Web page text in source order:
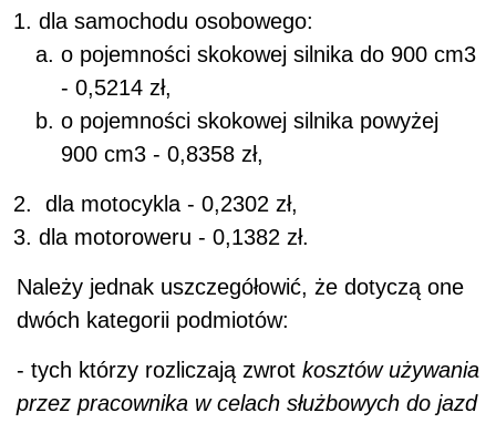
dla samochodu osobowego:
o pojemności skokowej silnika do 900 cm3
- 0,5214 zł,
o pojemności skokowej silnika powyżej
900 cm3 - 0,8358 zł,
dla motocykla - 0,2302 zł,
dla motoroweru - 0,1382 zł.
Należy jednak uszczegółowić, że dotyczą one
dwóch kategorii podmiotów:
- tych którzy rozliczają zwrot kosztów używania
przez pracownika w celach służbowych do jazd